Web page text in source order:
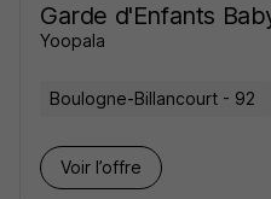
Garde d'Enfants
Yoopala
Boulogne-Billancourt - 92
Voir l’offre